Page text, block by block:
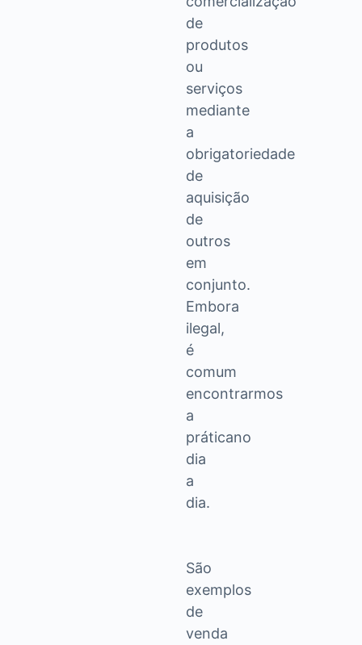
de
produtos
ou
serviços
mediante
a
obrigatoriedade
de
aquisição
de
outros
em
conjunto.
Embora
ilegal,
é
comum
encontrarmos
a
práticano
dia
a
dia.
São
exemplos
de
venda